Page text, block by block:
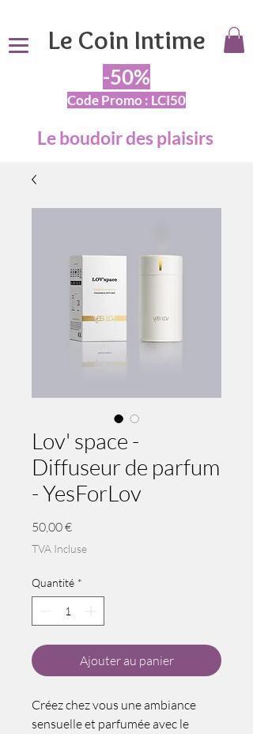
Le Coin Intime
Le boudoir des plaisirs
-50%
Code Promo : LCI50
Lov' space -
Diffuseur de parfum
- YesForLov
50,00 €Prix
TVA Incluse
Quantité *
Ajouter au panier
Créez chez vous une ambiance
sensuelle et parfumée avec le